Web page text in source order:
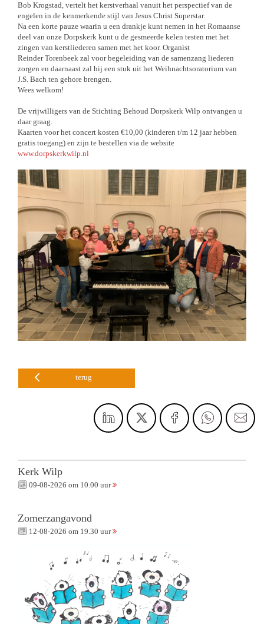
Bob Krogstad, vertelt het kerstverhaal vanuit het perspectief van de
engelen in de kenmerkende stijl van Jesus Christ Superstar.
Na een korte pauze waarin u een drankje kunt nemen in het Romaanse
deel van onze Dorpskerk kunt u de gesmeerde kelen testen met het
zingen van kerstliederen samen met het koor. Organist
Reinder Torenbeek zal voor begeleiding van de samenzang liederen
zorgen en daarnaast zal hij een stuk uit het Weihnachtsoratorium van
J.S. Bach ten gehore brengen.
Wees welkom!
De vrijwilligers van de Stichting Behoud Dorpskerk Wilp ontvangen u
daar graag.
Kaarten voor het concert kosten €10,00 (kinderen t/m 12 jaar hebben
gratis toegang) en zijn te bestellen via de website
www.dorpskerkwilp.nl
terug
Kerk Wilp
09-08-2026 om 10.00 uur
Zomerzangavond
12-08-2026 om 19.30 uur